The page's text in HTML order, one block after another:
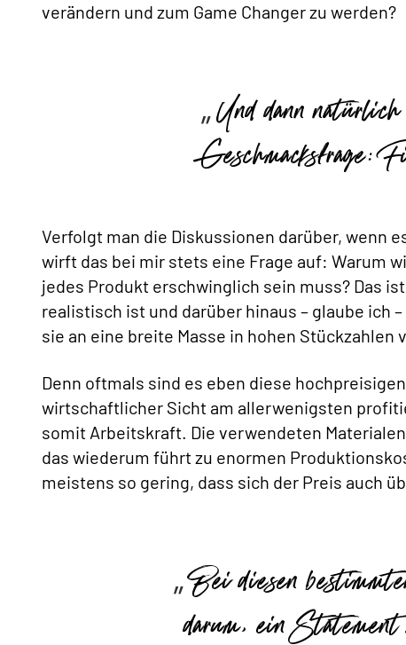
verändern und zum Game Changer zu werden?
Und dann
Geschmacksfrage:
Verfolgt man die Diskussionen darüber, wenn
wirft das bei mir stets eine Frage auf: Warum
jedes Produkt erschwinglich sein muss? Das
realistisch ist und darüber hinaus – glaube ich
sie an eine breite Masse in hohen Stückzahlen
Denn oftmals sind es eben diese
wirtschaftlicher Sicht am allerwenigsten
somit Arbeitskraft. Die verwendeten
das wiederum führt zu enormen
meistens so gering, dass sich der Preis auch
Bei diesen
darum, ein